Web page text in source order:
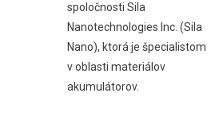
spoločnosti Sila
Nanotechnologies Inc. (Sila
Nano), ktorá je špecialistom
v oblasti materiálov
akumulátorov.